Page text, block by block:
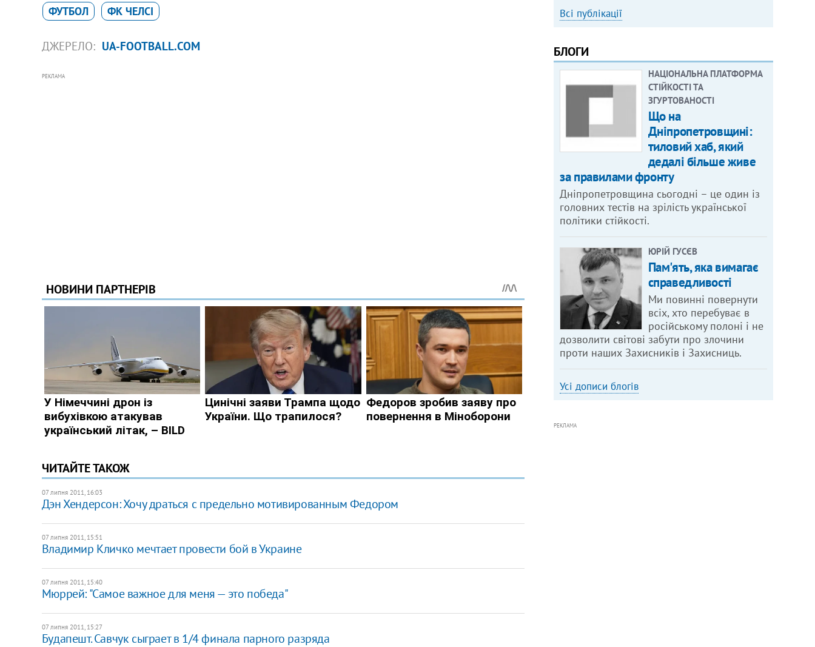
ФУТБОЛ ФК ЧЕЛСІ
ДЖЕРЕЛО: UA-FOOTBALL.COM
РЕКЛАМА
ЧИТАЙТЕ ТАКОЖ
07 липня 2011, 16:03
Дэн Хендерсон: Хочу драться с предельно мотивированным Федором
07 липня 2011, 15:51
Владимир Кличко мечтает провести бой в Украине
07 липня 2011, 15:40
Мюррей: "Самое важное для меня — это победа"
07 липня 2011, 15:27
Будапешт. Савчук сыграет в 1/4 финала парного разряда
Всі публікації
БЛОГИ
НАЦІОНАЛЬНА ПЛАТФОРМА
СТІЙКОСТІ ТА
ЗГУРТОВАНОСТІ
Що на
Дніпропетровщині:
тиловий хаб, який
дедалі більше живе
за правилами фронту
Дніпропетровщина сьогодні – це один із
головних тестів на зрілість української
політики стійкості.
ЮРІЙ ГУСЄВ
Пам'ять, яка вимагає
справедливості
Ми повинні повернути
всіх, хто перебуває в
російському полоні і не
дозволити світові забути про злочини
проти наших Захисників і Захисниць.
Усі дописи блогів
РЕКЛАМА